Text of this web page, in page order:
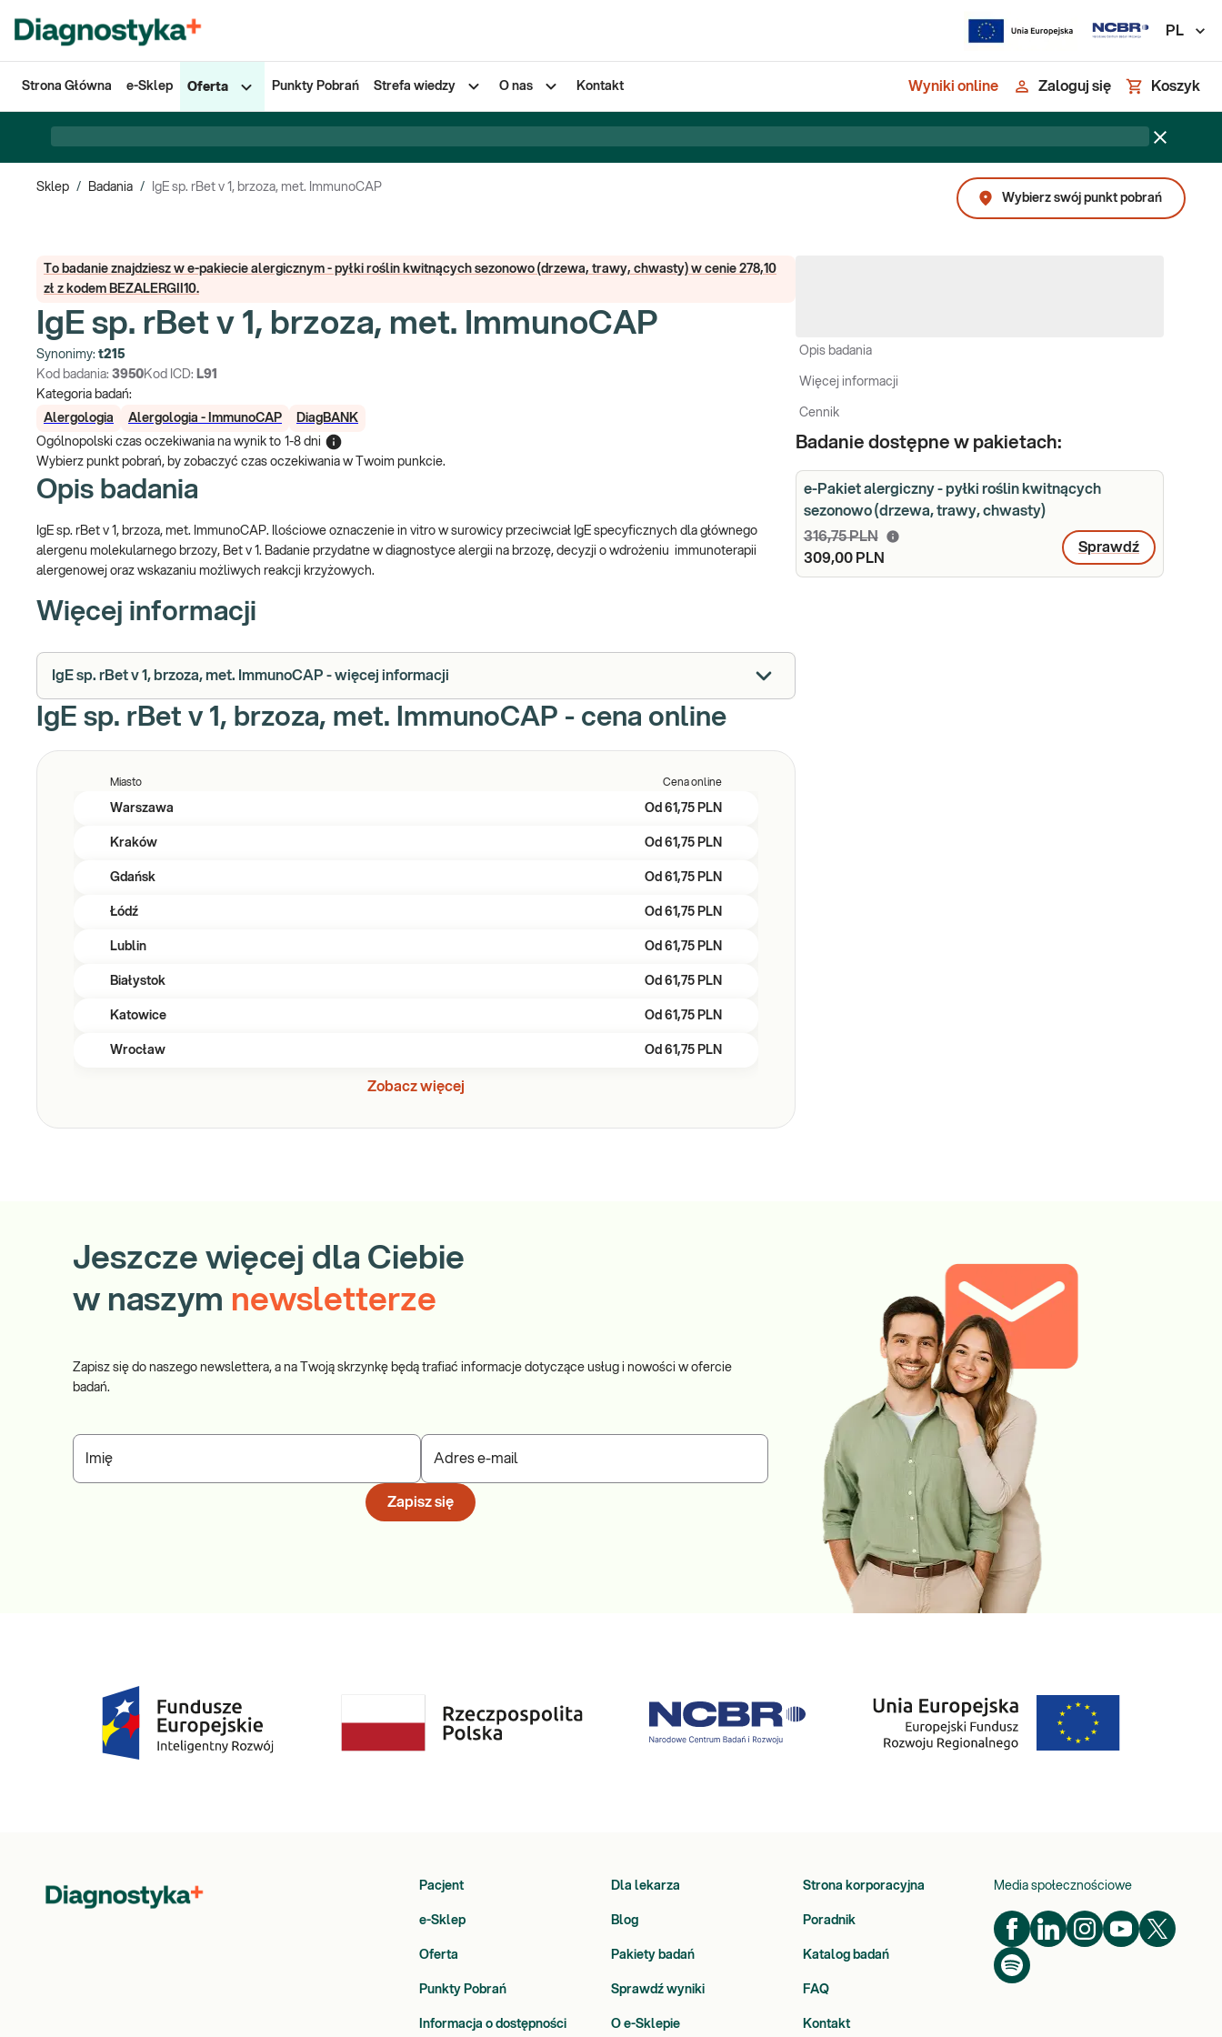
PL
Strona Główna e-Sklep Oferta Punkty Pobrań Strefa wiedzy O nas Kontakt Wyniki online Zaloguj się Koszyk
Sklep / Badania /
IgE sp. rBet v 1, brzoza, met. ImmunoCAP
Wybierz swój punkt pobrań
To badanie znajdziesz w e-pakiecie alergicznym - pyłki roślin kwitnących sezonowo (drzewa, trawy, chwasty) w cenie 278,10
zł z kodem BEZALERGII10.
IgE sp. rBet v 1, brzoza, met. ImmunoCAP
Synonimy: t215
Kod badania: 3950Kod ICD: L91
Kategoria badań:
Alergologia
Alergologia - ImmunoCAP
DiagBANK
Ogólnopolski czas oczekiwania na wynik to 1-8 dni
Wybierz punkt pobrań, by zobaczyć czas oczekiwania w Twoim punkcie.
Opis badania
IgE sp. rBet v 1, brzoza, met. ImmunoCAP. Ilościowe oznaczenie in vitro w surowicy przeciwciał IgE specyficznych dla głównego
alergenu molekularnego brzozy, Bet v 1. Badanie przydatne w diagnostyce alergii na brzozę, decyzji o wdrożeniu immunoterapii
alergenowej oraz wskazaniu możliwych reakcji krzyżowych.
Więcej informacji
IgE sp. rBet v 1, brzoza, met. ImmunoCAP - więcej informacji
IgE sp. rBet v 1, brzoza, met. ImmunoCAP - cena online
Miasto Cena online
Warszawa Od 61,75 PLN
Kraków Od 61,75 PLN
Gdańsk Od 61,75 PLN
Łódź Od 61,75 PLN
Lublin Od 61,75 PLN
Białystok Od 61,75 PLN
Katowice Od 61,75 PLN
Wrocław Od 61,75 PLN
Zobacz więcej
Opis badania
Więcej informacji
Cennik
Badanie dostępne w pakietach:
e-Pakiet alergiczny - pyłki roślin kwitnących
sezonowo (drzewa, trawy, chwasty)
316,75 PLN
309,00 PLN
Sprawdź
Jeszcze więcej dla Ciebie
w naszym newsletterze
Zapisz się do naszego newslettera, a na Twoją skrzynkę będą trafiać informacje dotyczące usług i nowości w ofercie
badań.
Imię Adres e-mail
Zapisz się
Pacjent Dla lekarza Strona korporacyjna
e-Sklep Blog Poradnik
Oferta Pakiety badań Katalog badań
Punkty Pobrań Sprawdź wyniki FAQ
Informacja o dostępności O e-Sklepie Kontakt
Media społecznościowe